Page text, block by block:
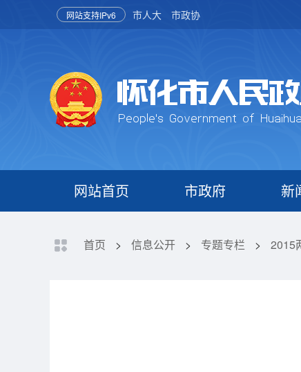
网站支持IPv6 市人大 市政协
网站首页 市政府 新
首页 > 信息公开 > 专题专栏 > 2015